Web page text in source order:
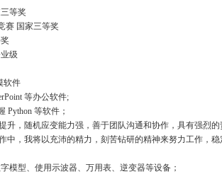
等奖
赛 国家三等奖
级
软件
等办公软件;
Python 等软件；
升，随机应变能力强，善于团队沟通和协作，具有强烈
中，我将以充沛的精力，刻苦钻研的精神来努力工作，
模型、使用示波器、万用表、逆变器等设备；